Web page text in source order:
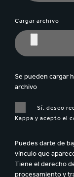
Cargar archivo
Se pueden cargar
archivo
Sí, deseo
Kappa y acepto el
Puedes darte de
vínculo que
Tiene el derecho
procesamiento y